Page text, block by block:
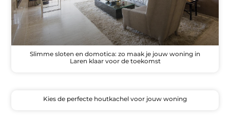
Slimme sloten en domotica: zo maak je jouw woning in
Laren klaar voor de toekomst
Kies de perfecte houtkachel voor jouw woning